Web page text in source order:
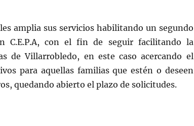
amplia sus servicios habilitando un segundo
C.E.P.A, con el fin de seguir facilitando la
de Villarrobledo, en este caso acercando el
para aquellas familias que estén o deseen
quedando abierto el plazo de solicitudes.